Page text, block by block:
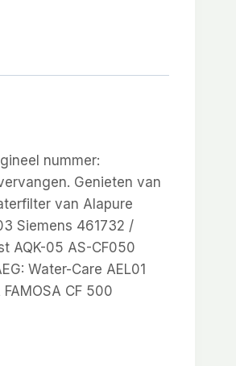
nummer:
Genieten van
van Alapure
Siemens 461732 /
AQK-05 AS-CF050
Water-Care AEL01
CF 500